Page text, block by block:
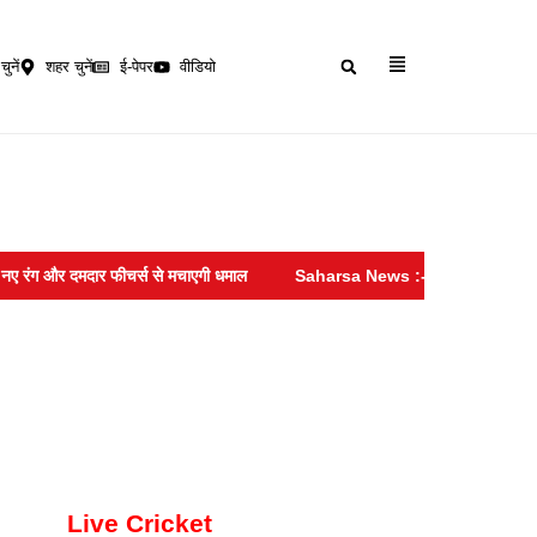
चुनें शहर चुनें ई-पेपर वीडियो
फीचर्स से मचाएगी धमाल Saharsa News :- सहरसा में EOU की बड़ी
Live Cricket